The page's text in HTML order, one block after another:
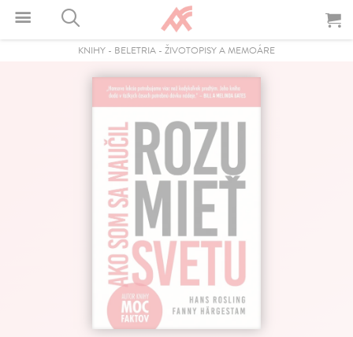
KNIHY - BELETRIA - ŽIVOTOPISY A MEMOÁRE